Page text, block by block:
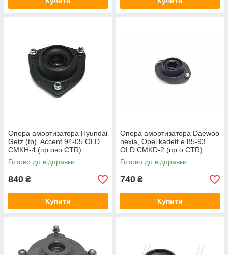
Опора амортизатора Hyundai
Getz (tb), Accent 94-05 OLD
CMKH-4 (пр.ово CTR)
GA0006
Готово до відправки
840 ₴
Купити
Опора амортизатора Daewoo
nexia, Opel kadett e 85-93
OLD CMKD-2 (пр.о CTR)
GA0033
Готово до відправки
740 ₴
Купити